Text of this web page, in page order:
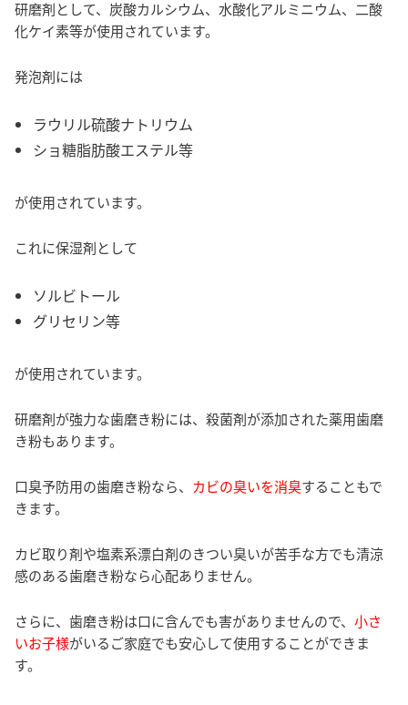
研磨剤として、炭酸カルシウム、水酸化アルミニウム、二酸
化ケイ素等が使用されています。
発泡剤には
ラウリル硫酸ナトリウム
ショ糖脂肪酸エステル等
が使用されています。
これに保湿剤として
ソルビトール
グリセリン等
が使用されています。
研磨剤が強力な歯磨き粉には、殺菌剤が添加された薬用歯磨
き粉もあります。
口臭予防用の歯磨き粉なら、 カビの臭いを消臭することもで
きます。
カビ取り剤や塩素系漂白剤のきつい臭いが苦手な方でも清涼
感のある歯磨き粉なら心配ありません。
さらに、歯磨き粉は口に含んでも害がありませんので、 小さ
いお子様がいるご家庭でも安心して使用することができま
す。